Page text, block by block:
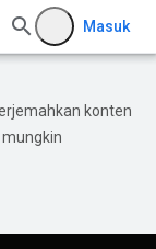
Masuk
konten